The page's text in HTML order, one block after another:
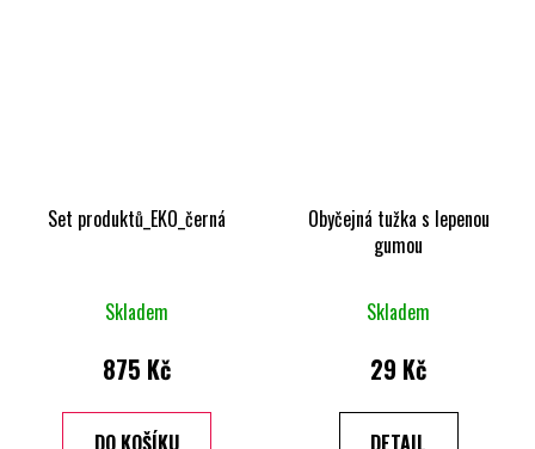
Set produktů_EKO_černá
Skladem
875 Kč
DO KOŠÍKU
Obyčejná tužka s lepenou
gumou
Skladem
29 Kč
DETAIL